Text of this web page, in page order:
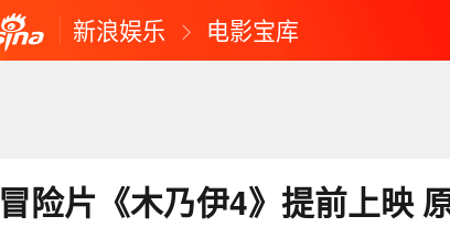
新浪娱乐 电影宝库
冒险片《木乃伊4》提前上映